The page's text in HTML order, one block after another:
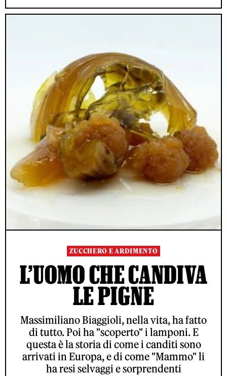
ZUCCHERO E ARDIMENTO
L’UOMO CHE CANDIVA
LE PIGNE
Massimiliano Biaggioli, nella vita, ha fatto
di tutto. Poi ha "scoperto" i lamponi. E
questa è la storia di come i canditi sono
arrivati in Europa, e di come "Mammo" li
ha resi selvaggi e sorprendenti